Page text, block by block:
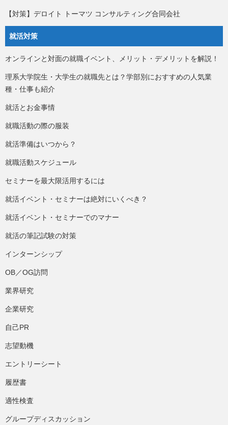
【対策】デロイト トーマツ コンサルティング合同会社
就活対策
オンラインと対面の就職イベント、メリット・デメリットを解説！
理系大学院生・大学生の就職先とは？学部別におすすめの人気業
種・仕事も紹介
就活とお金事情
就職活動の際の服装
就活準備はいつから？
就職活動スケジュール
セミナーを最大限活用するには
就活イベント・セミナーは絶対にいくべき？
就活イベント・セミナーでのマナー
就活の筆記試験の対策
インターンシップ
OB／OG訪問
業界研究
企業研究
自己PR
志望動機
エントリーシート
履歴書
適性検査
グループディスカッション